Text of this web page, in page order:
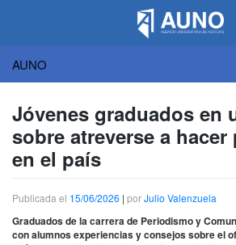
AUNO
contenido
Jóvenes graduados en
sobre atreverse a
en el país
Publicada el 15/06/2026 | porJulio Valenzuela
Graduados de la carrera de Periodismo y
con alumnos experiencias y consejos sobre el